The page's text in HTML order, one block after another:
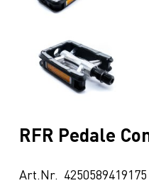
RFR Pedale
Art.Nr. 4250589419175